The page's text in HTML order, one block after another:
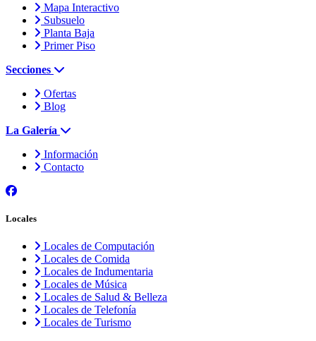
Mapa Interactivo
Subsuelo
Planta Baja
Primer Piso
Secciones
Ofertas
Blog
La Galería
Información
Contacto
Locales
Locales de Computación
Locales de Comida
Locales de Indumentaria
Locales de Música
Locales de Salud & Belleza
Locales de Telefonía
Locales de Turismo